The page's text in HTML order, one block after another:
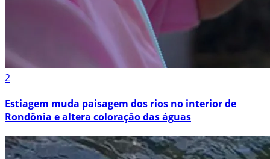
2
Estiagem muda paisagem dos rios no interior de
Rondônia e altera coloração das águas